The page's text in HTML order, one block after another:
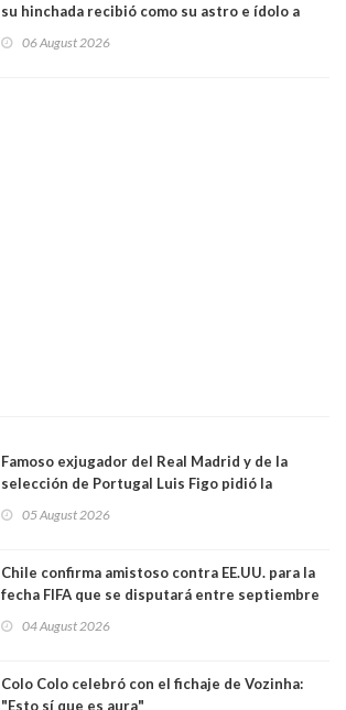
su hinchada recibió como su astro e ídolo a
06 August 2026
Famoso exjugador del Real Madrid y de la
selección de Portugal Luis Figo pidió la
comportamiento más bajo y cobarde que he
05 August 2026
Chile confirma amistoso contra EE.UU. para la
fecha FIFA que se disputará entre septiembre
04 August 2026
Colo Colo celebró con el fichaje de Vozinha:
"Esto sí que es aura"